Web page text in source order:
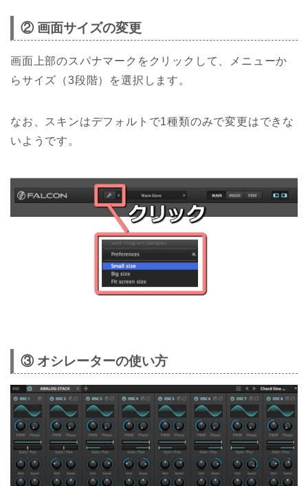
② 画面サイズの変更
画面上部のスパナマークをクリックして、メニューか
らサイズ（3段階）を選択します。
なお、スキンはデフォルトで1種類のみで変更はできな
いようです。
③ オシレーターの使い方